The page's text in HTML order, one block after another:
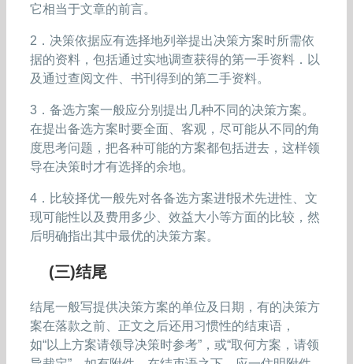
它相当于文章的前言。
2．决策依据应有选择地列举提出决策方案时所需依
据的资料，包括通过实地调查获得的第一手资料．以
及通过查阅文件、书刊得到的第二手资料。
3．备选方案一般应分别提出几种不同的决策方案。
在提出备选方案时要全面、客观，尽可能从不同的角
度思考问题，把各种可能的方案都包括进去，这样领
导在决策时才有选择的余地。
4．比较择优一般先对各备选方案进f报术先进性、文
现可能性以及费用多少、效益大小等方面的比较，然
后明确指出其中最优的决策方案。
(三)结尾
结尾一般写提供决策方案的单位及日期，有的决策方
案在落款之前、正文之后还用习惯性的结束语，
如“以上方案请领导决策时参考”，或“取何方案，请领